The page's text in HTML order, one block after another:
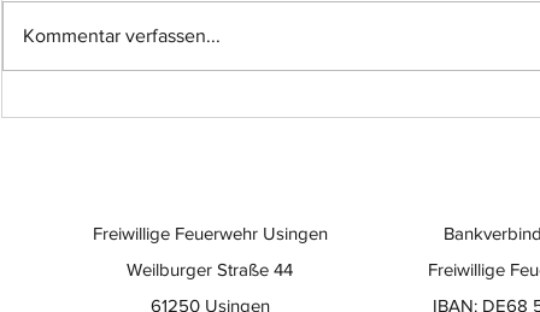
Einsatz-Nr.: 057
Kommentar verfassen...
Freiwillige
IBAN: DE68
Freiwillige Feuerwehr Usingen
Weilburger Straße 44
61250 Usingen